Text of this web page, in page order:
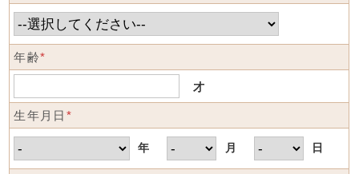
年齢*
才
生年月日 *
年 月 日